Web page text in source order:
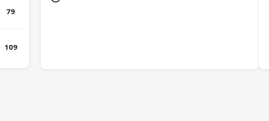
79
109